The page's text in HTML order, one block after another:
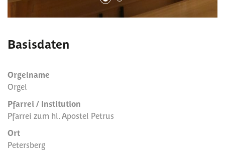
Basisdaten
Orgelname
Orgel
Pfarrei / Institution
Pfarrei zum hl. Apostel Petrus
Ort
Petersberg